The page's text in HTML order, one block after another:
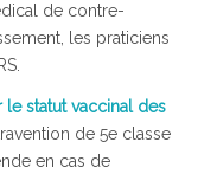
de contre-
les praticiens
statut vaccinal des
de 5e classe
en cas de